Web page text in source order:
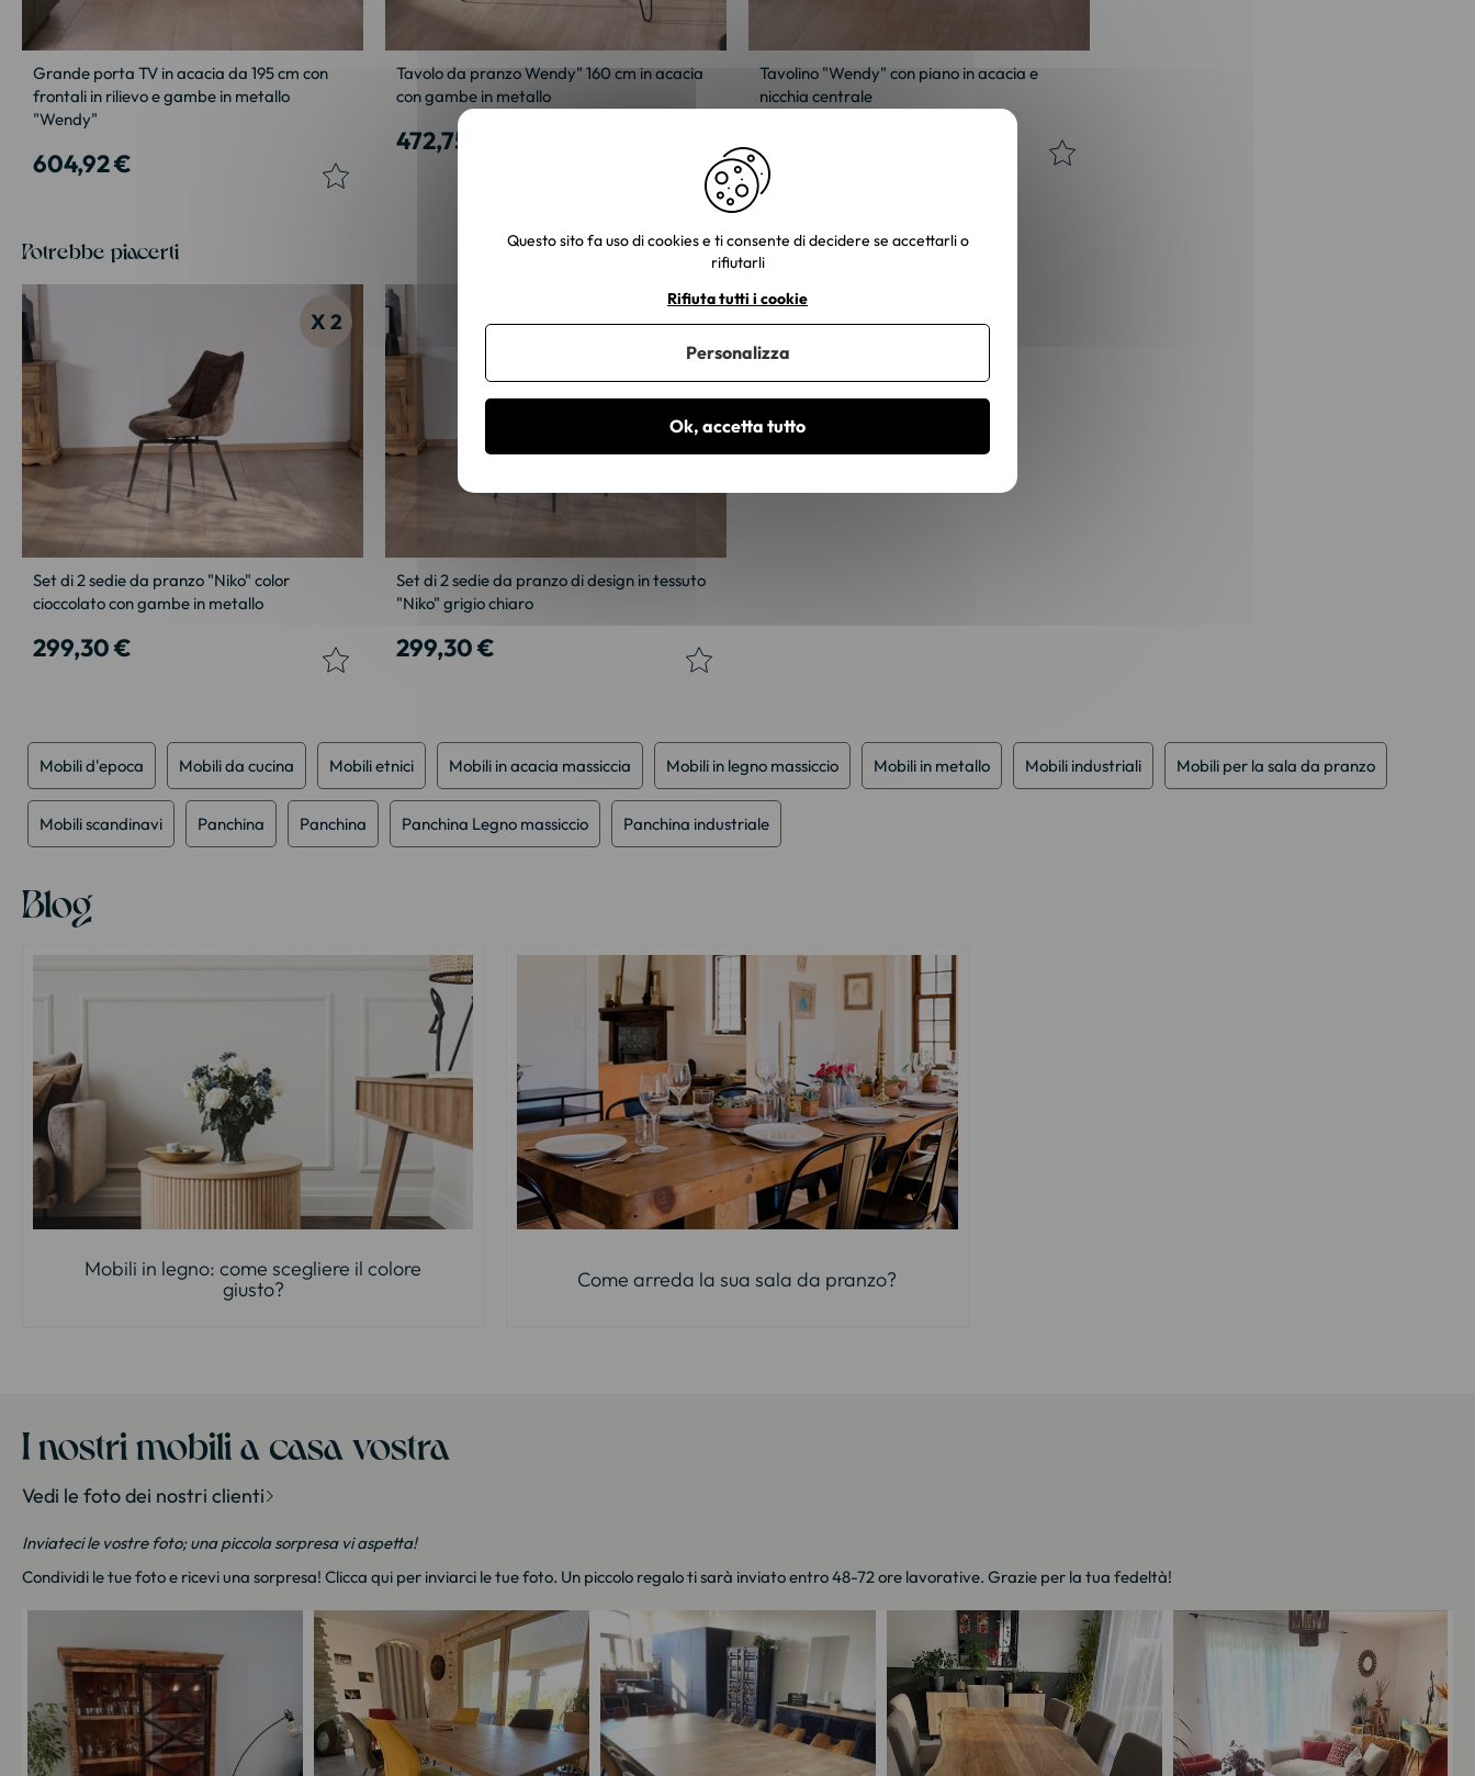
Grande porta TV in acacia da 195 cm con
frontali in rilievo e gambe in metallo
"Wendy"
604,92 €
Tavolo da pranzo Wendy" 160 cm in acacia
con gambe in metallo
472,75 €
Tavolino "Wendy" con piano in acacia e
nicchia centrale
Potrebbe piacerti
X 2
Set di 2 sedie da pranzo "Niko" color
cioccolato con gambe in metallo
299,30 €
X 2
Set di 2 sedie da pranzo di design in tessuto
"Niko" grigio chiaro
299,30 €
Mobili d'epoca Mobili da cucina Mobili etnici Mobili in acacia massiccia Mobili in legno massiccio Mobili in metallo Mobili industriali Mobili per la sala da pranzo
Mobili scandinavi Panchina Panchina Panchina Legno massiccio Panchina industriale
Blog
Mobili in legno: come scegliere il colore
giusto?
Come arreda la sua sala da pranzo?
I nostri mobili a casa vostra
Vedi le foto dei nostri clienti
Inviateci le vostre foto; una piccola sorpresa vi aspetta!
Condividi le tue foto e ricevi una sorpresa! Clicca qui per inviarci le tue foto. Un piccolo regalo ti sarà inviato entro 48-72 ore lavorative. Grazie per la tua fedeltà!
Questo sito fa uso di cookies e ti consente di decidere se accettarli o
rifiutarli
Ok, accetta tutto
Rifiuta tutti i cookie
Personalizza